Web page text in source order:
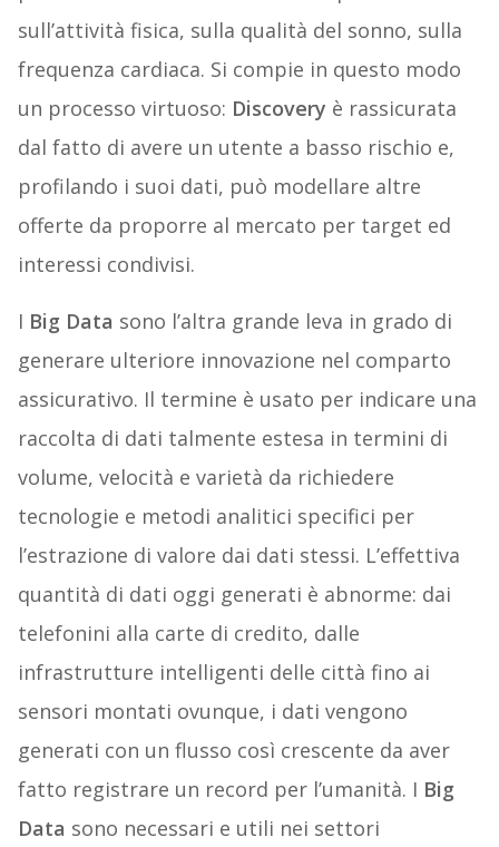
sull’attività fisica, sulla qualità del sonno, sulla
frequenza cardiaca. Si compie in questo modo
un processo virtuoso: Discovery è rassicurata
dal fatto di avere un utente a basso rischio e,
profilando i suoi dati, può modellare altre
offerte da proporre al mercato per target ed
interessi condivisi.
I Big Data sono l’altra grande leva in grado di
generare ulteriore innovazione nel comparto
assicurativo. Il termine è usato per indicare una
raccolta di dati talmente estesa in termini di
volume, velocità e varietà da richiedere
tecnologie e metodi analitici specifici per
l’estrazione di valore dai dati stessi. L’effettiva
quantità di dati oggi generati è abnorme: dai
telefonini alla carte di credito, dalle
infrastrutture intelligenti delle città fino ai
sensori montati ovunque, i dati vengono
generati con un flusso così crescente da aver
fatto registrare un record per l’umanità. I Big
Data sono necessari e utili nei settori